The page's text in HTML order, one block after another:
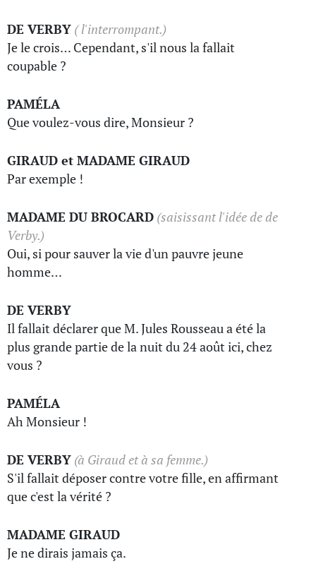
DE VERBY ( l'interrompant.)
Je le crois… Cependant, s'il nous la fallait
coupable ?
PAMÉLA
Que voulez-vous dire, Monsieur ?
GIRAUD et MADAME GIRAUD
Par exemple !
MADAME DU BROCARD (saisissant l'idée de de
Verby.)
Oui, si pour sauver la vie d'un pauvre jeune
homme…
DE VERBY
Il fallait déclarer que M. Jules Rousseau a été la
plus grande partie de la nuit du 24 août ici, chez
vous ?
PAMÉLA
Ah Monsieur !
DE VERBY (à Giraud et à sa femme.)
S'il fallait déposer contre votre fille, en affirmant
que c'est la vérité ?
MADAME GIRAUD
Je ne dirais jamais ça.